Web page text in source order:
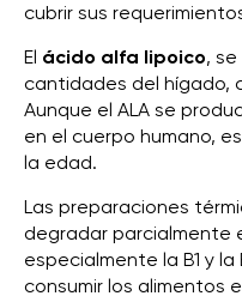
cubrir sus
El ácido alfa lipoico,
cantidades del hígado,
Aunque el ALA se
en el cuerpo humano,
la edad.
Las preparaciones
degradar parcialmente
especialmente la B1 y
consumir los alimentos